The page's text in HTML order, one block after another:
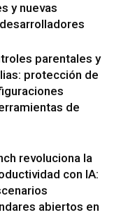
y nuevas
parentales y
protección de
de
revoluciona la
con IA:
abiertos en